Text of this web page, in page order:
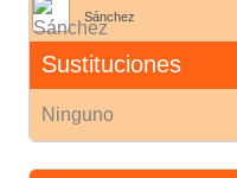
Sánchez
Sustituciones
Ninguno